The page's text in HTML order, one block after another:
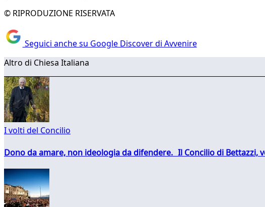
© RIPRODUZIONE RISERVATA
Seguici anche su Google Discover di Avvenire
Altro di Chiesa Italiana
I volti del Concilio
Dono da amare, non ideologia da difendere. Il Concilio di Bettazzi,